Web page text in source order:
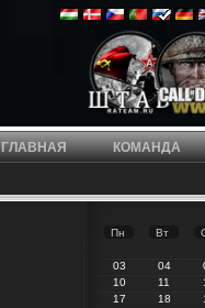
ГЛАВНАЯ КОМАНДА
Пн Вт
03 04
10
11
17
18